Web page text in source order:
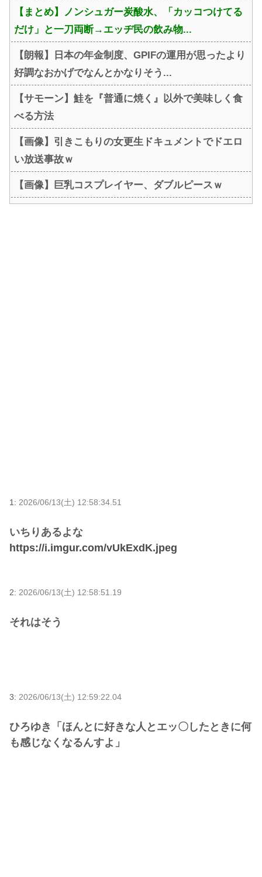
【まとめ】ノンシュガー炭酸水、「カッコつけてる
だけ」と一刀両断→エッヂ民の飲み物...
【朗報】日本の年金制度、GPIFの運用が思ったより
好調なおかげでなんとかなりそう...
【サモーン】鮭を『普通に焼く』以外で美味しく食
べる方法
【画像】引きこもりの女更生ドキュメントでドエロ
い放送事故ｗ
【画像】巨乳コスプレイヤー、ダブルピースｗ
1: 2026/06/13(土) 12:58:34.51
いちりあるよな
https://i.imgur.com/vUkExdK.jpeg
2: 2026/06/13(土) 12:58:51.19
それはそう
3: 2026/06/13(土) 12:59:22.04
ひろゆき「ほんとに好きな人とエッ〇したときに何
も感じなくなるんすよ」